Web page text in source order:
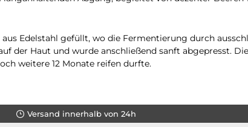
Edelstahl gefüllt, wo die Fermentierung durch
der Haut und wurde anschließend sanft abgepresst.
weitere 12 Monate reifen durfte.
Versand innerhalb von 24h